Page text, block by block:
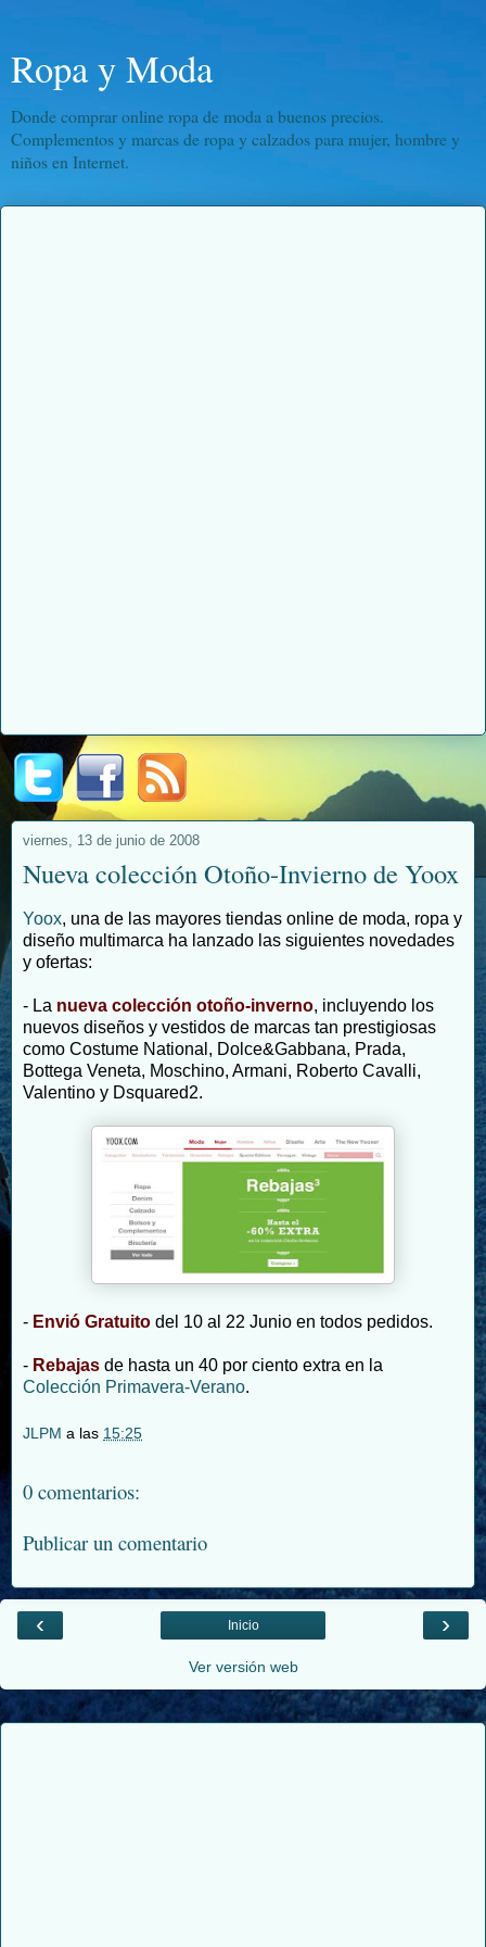
Ropa y Moda
Donde comprar online ropa de moda a buenos precios.
Complementos y marcas de ropa y calzados para mujer, hombre y
niños en Internet.
viernes, 13 de junio de 2008
Nueva colección Otoño-Invierno de Yoox
Yoox, una de las mayores tiendas online de moda, ropa y
diseño multimarca ha lanzado las siguientes novedades
y ofertas:
- La nueva colección otoño-inverno, incluyendo los
nuevos diseños y vestidos de marcas tan prestigiosas
como Costume National, Dolce&Gabbana, Prada,
Bottega Veneta, Moschino, Armani, Roberto Cavalli,
Valentino y Dsquared2.
- Envió Gratuito del 10 al 22 Junio en todos pedidos.
- Rebajas de hasta un 40 por ciento extra en la
Colección Primavera-Verano.
JLPM a las 15:25
0 comentarios:
Publicar un comentario
‹ ›
Inicio
Ver versión web